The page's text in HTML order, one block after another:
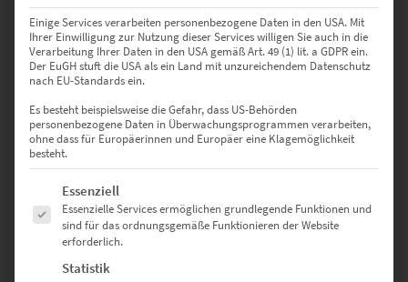
Bewertungen
Es gibt noch keine Bewertungen.
Einige Services verarbeiten personenbezogene Daten in den USA. Mit
Ihrer Einwilligung zur Nutzung dieser Services willigen Sie auch in die
Verarbeitung Ihrer Daten in den USA gemäß Art. 49 (1) lit. a GDPR ein.
Der EuGH stuft die USA als ein Land mit unzureichendem Datenschutz
nach EU-Standards ein.
Es besteht beispielsweise die Gefahr, dass US-Behörden
personenbezogene Daten in Überwachungsprogrammen verarbeiten,
ohne dass für Europäerinnen und Europäer eine Klagemöglichkeit
besteht.
Es folgt eine Liste der Service-Gruppen, für die eine Einwilligung
Essenziell
Essenzielle Services ermöglichen grundlegende Funktionen und
sind für das ordnungsgemäße Funktionieren der Website
erforderlich.
Statistik